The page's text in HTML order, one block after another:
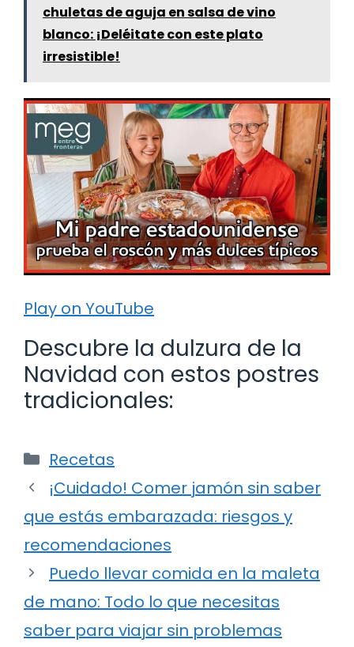
chuletas de aguja en salsa de vino
blanco: ¡Deléitate con este plato
irresistible!
Play on YouTube
Descubre la dulzura de la
Navidad con estos postres
tradicionales:
Categorías
Recetas
¡Cuidado! Comer jamón sin saber
que estás embarazada: riesgos y
recomendaciones
Puedo llevar comida en la maleta
de mano: Todo lo que necesitas
saber para viajar sin problemas